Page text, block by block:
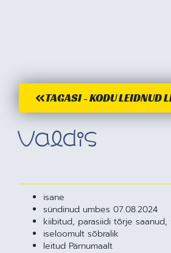
TAGASI - KODU LEIDNUD
Valdis
isane
sündinud umbes 07.08.2024
kiibitud, parasiidi tõrje
iseloomult sõbralik
leitud Pärnumaalt